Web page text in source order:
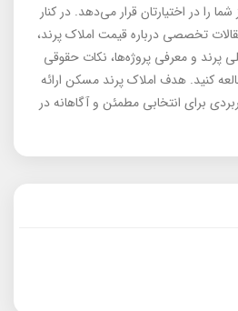
را در اختیارتان قرار می‌دهد. در کنار
تخصصی درباره قیمت املاک پرند،
و معرفی پروژه‌ها، نکات حقوقی
کنید. هدف املاک پرند مسکن ارائه
برای انتخابی مطمئن و آگاهانه در